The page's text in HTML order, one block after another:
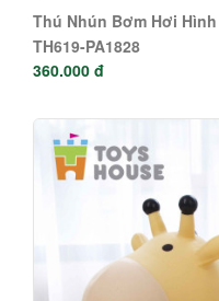
Thú Nhún Bơm Hơi
TH619-PA1828
360.000 đ